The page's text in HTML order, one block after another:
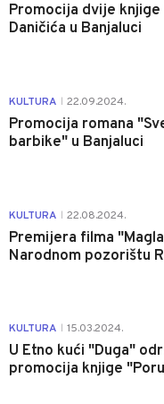
Promocija dvije knjige
Daničića u Banjaluci
KULTURA 22.09.2024.
Promocija romana
barbike" u Banjaluci
KULTURA 22.08.2024.
Premijera filma
Narodnom pozorištu
KULTURA 15.03.2024.
U Etno kući "Duga"
promocija knjige